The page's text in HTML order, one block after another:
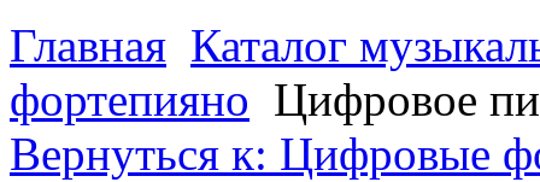
Главная Каталог
фортепияно Цифровое
Вернуться к: Цифровые